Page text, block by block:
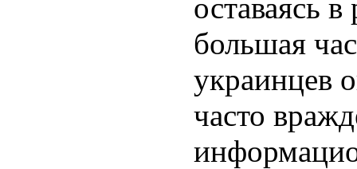
оставаясь
большая
украинцев
часто